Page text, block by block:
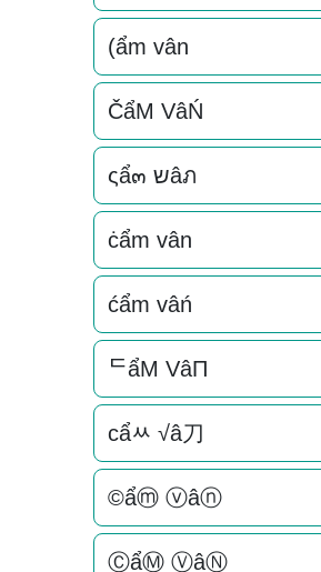
(ẩm vân
ČẩM VâŃ
ςẩ๓ שâภ
ċẩm vân
ćẩm vâń
ᄃẩM VâП
cẩﾶ √â刀
©ẩⓜ ⓥâⓝ
ⒸẩⓂ ⓋâⓃ